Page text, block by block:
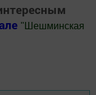
" Шешминская